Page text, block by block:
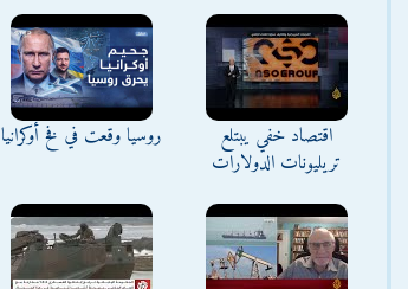
اقتصاد خفي يبتلع
تريليونات الدولارات
روسيا وقعت في فخ أوكرانيا